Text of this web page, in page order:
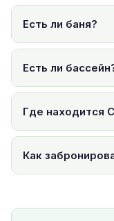
Есть ли баня?
Есть ли
Где находится
Как